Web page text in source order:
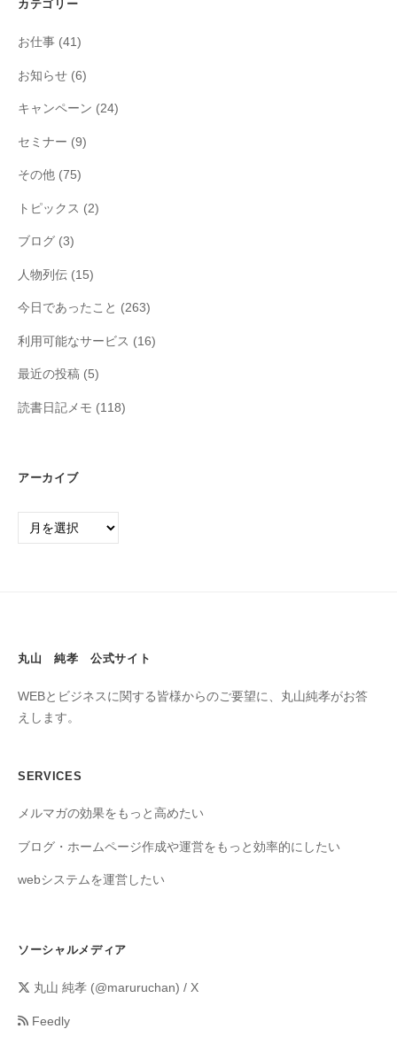
カテゴリー
お仕事 (41)
お知らせ (6)
キャンペーン (24)
セミナー (9)
その他 (75)
トピックス (2)
ブログ (3)
人物列伝 (15)
今日であったこと (263)
利用可能なサービス (16)
最近の投稿 (5)
読書日記メモ (118)
アーカイブ
丸山 純孝 公式サイト
WEBとビジネスに関する皆様からのご要望に、丸山純孝がお答
えします。
SERVICES
メルマガの効果をもっと高めたい
ブログ・ホームページ作成や運営をもっと効率的にしたい
webシステムを運営したい
ソーシャルメディア
丸山 純孝 (@maruruchan) / X
Feedly